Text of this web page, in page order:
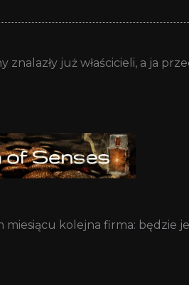
już właścicieli, a ja
kolejna firma: będzie